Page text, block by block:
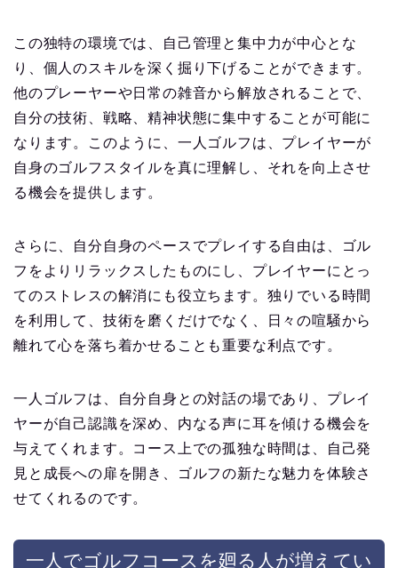
この独特の環境では、自己管理と集中力が中心とな
り、個人のスキルを深く掘り下げることができます。
他のプレーヤーや日常の雑音から解放されることで、
自分の技術、戦略、精神状態に集中することが可能に
なります。このように、一人ゴルフは、プレイヤーが
自身のゴルフスタイルを真に理解し、それを向上させ
る機会を提供します。
さらに、自分自身のペースでプレイする自由は、ゴル
フをよりリラックスしたものにし、プレイヤーにとっ
てのストレスの解消にも役立ちます。独りでいる時間
を利用して、技術を磨くだけでなく、日々の喧騒から
離れて心を落ち着かせることも重要な利点です。
一人ゴルフは、自分自身との対話の場であり、プレイ
ヤーが自己認識を深め、内なる声に耳を傾ける機会を
与えてくれます。コース上での孤独な時間は、自己発
見と成長への扉を開き、ゴルフの新たな魅力を体験さ
せてくれるのです。
一人でゴルフコースを廻る人が増えてい